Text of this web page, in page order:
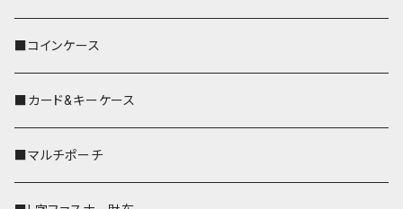
■コインケース
■カード&キーケース
■マルチポーチ